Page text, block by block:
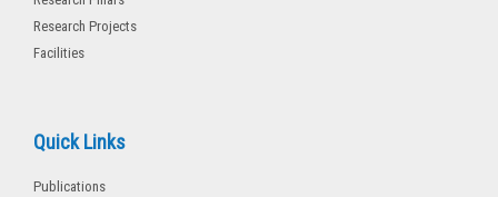
Research Projects
Facilities
Quick Links
Publications